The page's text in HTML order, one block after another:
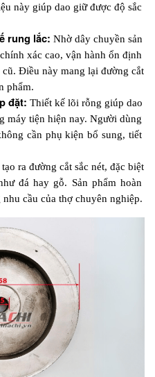
này giúp dao giữ được độ sắc
rung lắc: Nhờ dây chuyền sản
xác cao, vận hành ổn định
Điều này mang lại đường cắt
phẩm.
đặt: Thiết kế lõi rỗng giúp dao
máy tiện hiện nay. Người dùng
cần phụ kiện bổ sung, tiết
ra đường cắt sắc nét, đặc biệt
đá hay gỗ. Sản phẩm hoàn
cầu của thợ chuyên nghiệp.